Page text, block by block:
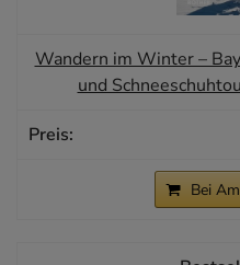
Wandern im Winter –
und
Bei